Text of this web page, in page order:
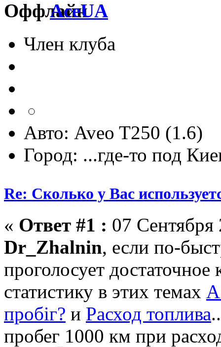
AceUA
Член клуба
Авто: Aveo T250 (1.6)
Город: ...где-то под
Re: Сколько у Вас
« Ответ #1 : 07
Dr_Zhalnin, если по-
проголосует
статистику в этих темах А
пробіг? и Расход топлива
пробег 1000 км при